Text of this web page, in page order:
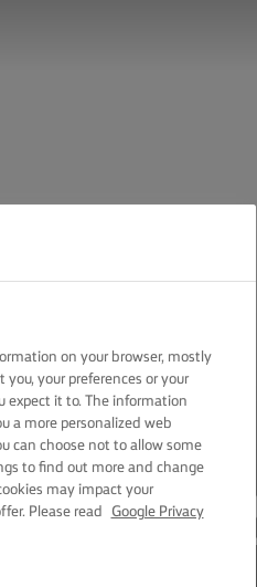
on your browser, mostly
your preferences or your
expect it to. The information
a more personalized web
can choose not to allow some
to find out more and change
may impact your
Please read
Google Privacy